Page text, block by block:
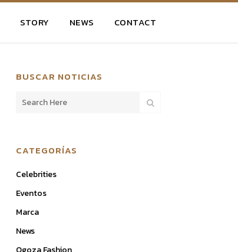
STORY NEWS CONTACT
BUSCAR NOTICIAS
CATEGORÍAS
Celebrities
Eventos
Marca
News